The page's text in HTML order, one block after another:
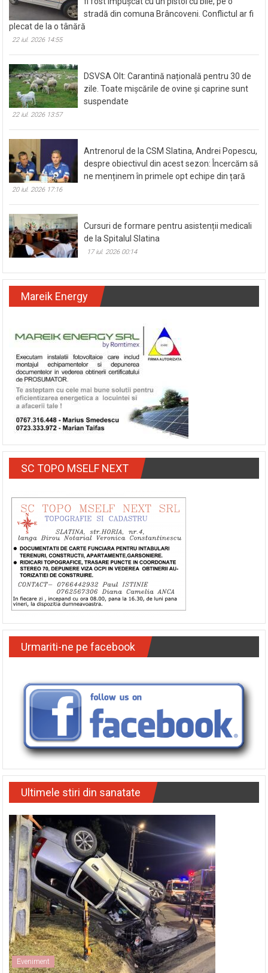
stradă din comuna Brâncoveni. Conflictul ar fi
plecat de la o tânără
22 iul. 2026 14:55
DSVSA Olt: Carantină națională pentru 30 de
zile. Toate mișcările de ovine și caprine sunt
suspendate
22 iul. 2026 13:57
Antrenorul de la CSM Slatina, Andrei Popescu,
despre obiectivul din acest sezon: Încercăm să
ne menținem în primele opt echipe din țară
20 iul. 2026 17:16
Cursuri de formare pentru asistenții medicali
de la Spitalul Slatina
17 iul. 2026 00:14
Mareik Energy
SC TOPO MSELF NEXT
Urmariti-ne pe facebook
Ultimele stiri din sanatate
Eveniment